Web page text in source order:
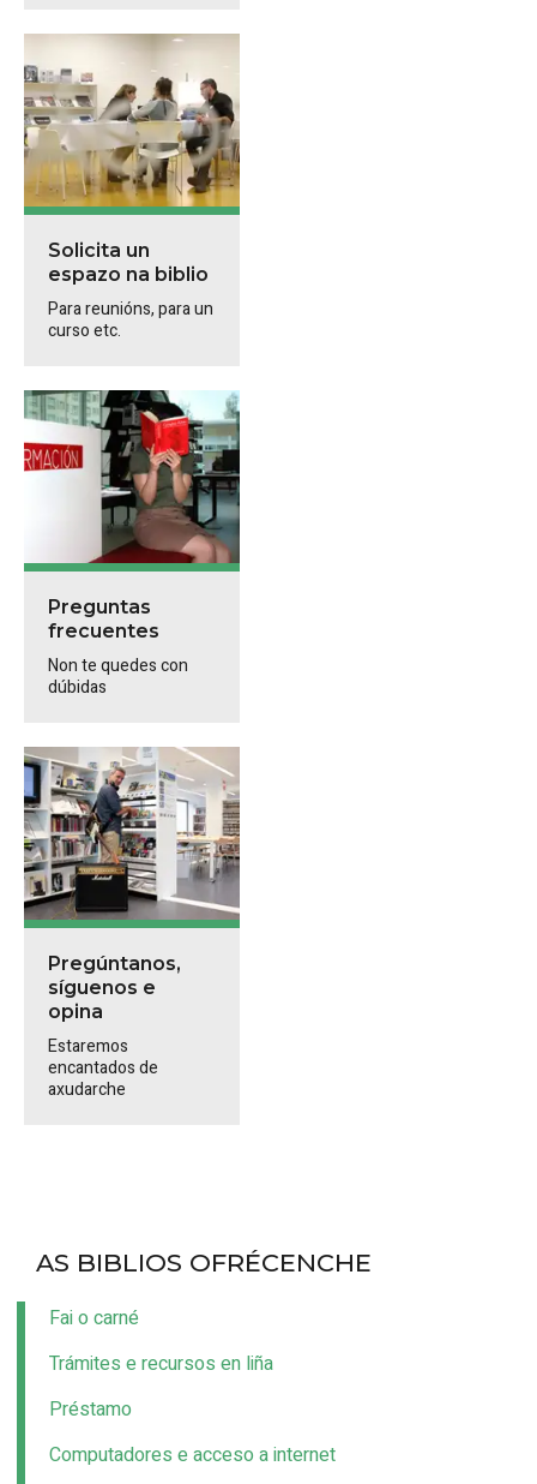
Solicita un
espazo na biblio
Para reunións, para un
curso etc.
Preguntas
frecuentes
Non te quedes con
dúbidas
Pregúntanos,
síguenos e
opina
Estaremos
encantados de
axudarche
AS BIBLIOS OFRÉCENCHE
Fai o carné
Trámites e recursos en liña
Préstamo
Computadores e acceso a internet